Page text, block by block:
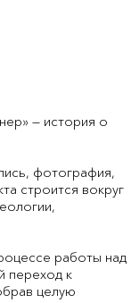
— история о
фотография,
строится вокруг
работы над
переход к
целую